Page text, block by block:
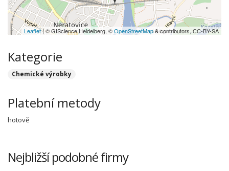
Leaflet| © GIScience Heidelberg, ©OpenStreetMap& contributors, CC-BY-SA
Kategorie
Chemické výrobky
Platební metody
hotově
Nejbližší podobné firmy